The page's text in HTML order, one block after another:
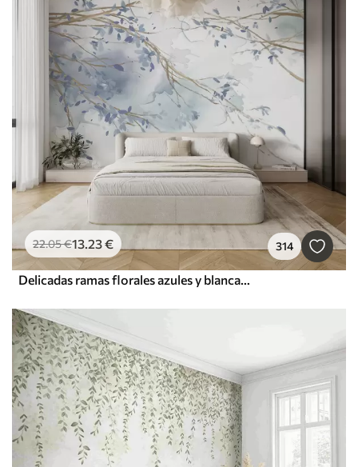
22.05€13.23€ 314
Delicadas ramas florales azules y blancas con fondo de acuarela suave y borroso